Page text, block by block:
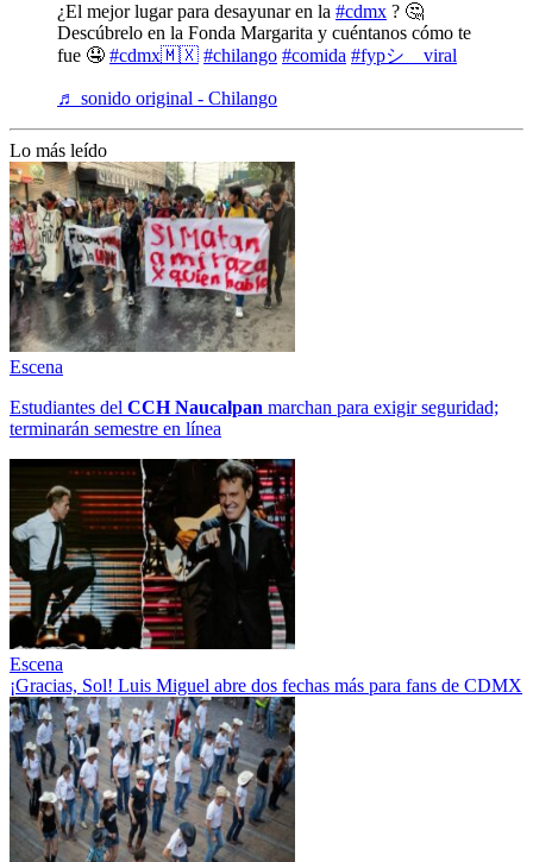
¿El mejor lugar para desayunar en la #cdmx ? 🤔
Descúbrelo en la Fonda Margarita y cuéntanos cómo te
fue 🤤 #cdmx🇲🇽 #chilango #comida #fypシ゚viral
♬ sonido original - Chilango
Lo más leído
Escena
Estudiantes del CCH Naucalpan marchan para exigir seguridad;
terminarán semestre en línea
Escena
¡Gracias, Sol! Luis Miguel abre dos fechas más para fans de CDMX